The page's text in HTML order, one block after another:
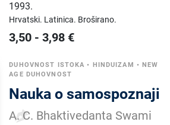
1993.
Hrvatski. Latinica. Broširano.
3,50 -3,98 €
DUHOVNOST ISTOKA • HINDUIZAM • NEW
AGE DUHOVNOST
Nauka o samospoznaji
A. C. Bhaktivedanta Swami